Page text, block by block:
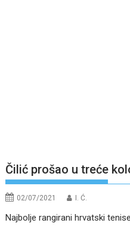
Čilić prošao u treće
02/07/2021 I. Ć.
Najbolje rangirani hrvatski